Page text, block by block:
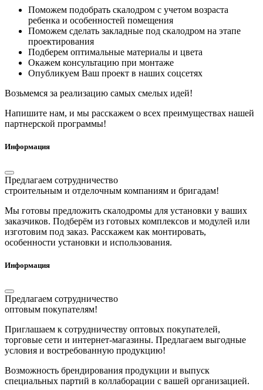
Поможем подобрать скалодром с учетом возраста
ребенка и особенностей помещения
Поможем сделать закладные под скалодром на этапе
проектирования
Подберем оптимальные материалы и цвета
Окажем консультацию при монтаже
Опубликуем Ваш проект в наших соцсетях
Возьмемся за реализацию самых смелых идей!
Напишите нам, и мы расскажем о всех преимуществах нашей
партнерской программы!
Информация
Предлагаем сотрудничество
строительным и отделочным компаниям и бригадам!
Мы готовы предложить скалодромы для установки у ваших
заказчиков. Подберём из готовых комплексов и модулей или
изготовим под заказ. Расскажем как монтировать,
особенности установки и использования.
Информация
Предлагаем сотрудничество
оптовым покупателям!
Приглашаем к сотрудничеству оптовых покупателей,
торговые сети и интернет-магазины. Предлагаем выгодные
условия и востребованную продукцию!
Возможность брендирования продукции и выпуск
специальных партий в коллаборации с вашей организацией.